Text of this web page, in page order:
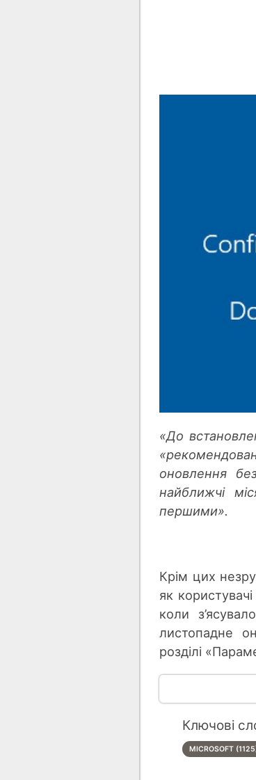
«До
оновлення
найближчі
першими».
Крім цих
як
коли
листопадне
розділі
Ключові
MICROSOFT